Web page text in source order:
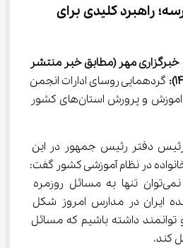
راهبرد کلیدی برای
خبرگزاری مهر (مطابق خبر منتشر
: گردهمایی روسای ادارات انجمن
اولیا و مربیان ادارات کل اموزش و پرورش استان‌های کشور
دفتر رئیس جمهور در این
در نظام آموزشی کشور گفت:
برای پیشرفت جامعه، نمی‌توان تنها به مسائل روزمره
ایران در مدارس امروز شکل
داشته باشیم که مسائل
کند.